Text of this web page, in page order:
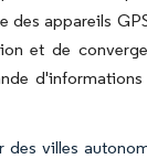
appareils
et de
villes